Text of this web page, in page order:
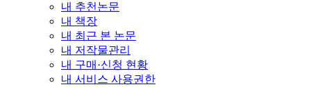
내 추천논문
내 책장
내 최근 본 논문
내 저작물관리
내 구매·신청 현황
내 서비스 사용권한